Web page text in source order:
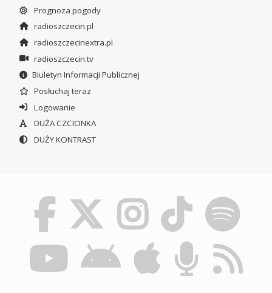
Prognoza pogody
radioszczecin.pl
radioszczecinextra.pl
radioszczecin.tv
Biuletyn Informacji Publicznej
Posłuchaj teraz
Logowanie
DUŻA CZCIONKA
DUŻY KONTRAST